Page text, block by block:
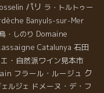
パリ ラ・トルトゥー
Banyuls-sur-Mer
・しのり Domaine
Catalunya 石田
・自然派ワイン見本市
フラール・ルージュ ク
ルジェ ドメーヌ・デ・フ